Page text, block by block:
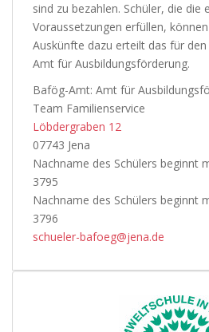
sind zu bezahlen. Schüler, die die
Voraussetzungen erfüllen,
Auskünfte dazu erteilt das für
Amt für Ausbildungsförderung.
Bafög-Amt: Amt für
Team Familienservice
Löbdergraben 12
07743 Jena
Nachname des Schülers beginnt
3795
Nachname des Schülers beginnt
3796
schueler-bafoeg@jena.de